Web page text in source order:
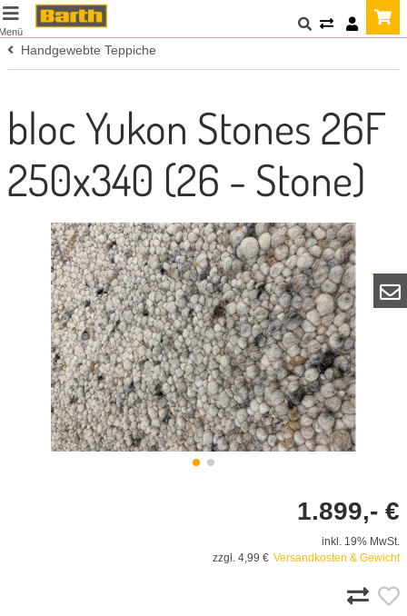
Handgewebte Teppiche
bloc Yukon Stones 26F
250x340 (26 - Stone)
1.899,- €
inkl. 19% MwSt.
zzgl. 4,99 € Versandkosten & Gewicht